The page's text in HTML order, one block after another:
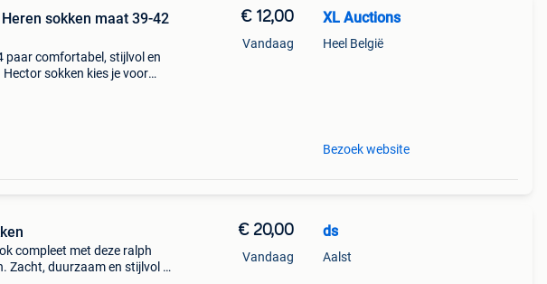
paar comfortabel, stijlvol en
sokken kies je voor
€ 12,00
Vandaag
XL Auctions
Heel België
Bezoek website
compleet met deze ralph
Zacht, duurzaam en stijlvol –
€ 20,00
Vandaag
ds
Aalst